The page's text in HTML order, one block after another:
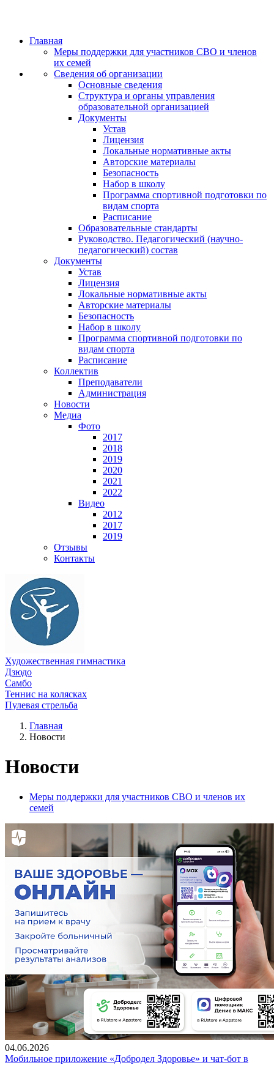
Главная
Меры поддержки для участников СВО и членов
их семей
Сведения об организации
Основные сведения
Структура и органы управления
образовательной организацией
Документы
Устав
Лицензия
Локальные нормативные акты
Авторские материалы
Безопасность
Набор в школу
Программа спортивной подготовки по
видам спорта
Расписание
Образовательные стандарты
Руководство. Педагогический (научно-
педагогический) состав
Документы
Устав
Лицензия
Локальные нормативные акты
Авторские материалы
Безопасность
Набор в школу
Программа спортивной подготовки по
видам спорта
Расписание
Коллектив
Преподаватели
Администрация
Новости
Медиа
Фото
2017
2018
2019
2020
2021
2022
Видео
2012
2017
2019
Отзывы
Контакты
Художественная гимнастика
Дзюдо
Самбо
Теннис на колясках
Пулевая стрельба
Главная
Новости
Новости
Меры поддержки для участников СВО и членов их
семей
04.06.2026
Мобильное приложение «Добродел Здоровье» и чат-бот в